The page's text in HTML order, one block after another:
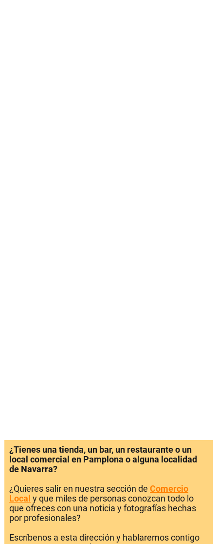
¿Tienes una tienda, un bar, un restaurante o un
local comercial en Pamplona o alguna localidad
de Navarra?
¿Quieres salir en nuestra sección de Comercio
Local y que miles de personas conozcan todo lo
que ofreces con una noticia y fotografías hechas
por profesionales?
Escríbenos a esta dirección y hablaremos contigo